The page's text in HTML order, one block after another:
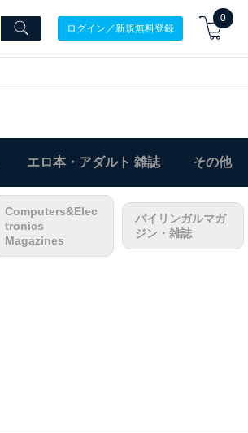
ログイン／新規無料登録
0
エロ本・アダルト 雑誌 その他
Computers&Elec
tronics
Magazines
バイリンガルマガ
ジン・雑誌